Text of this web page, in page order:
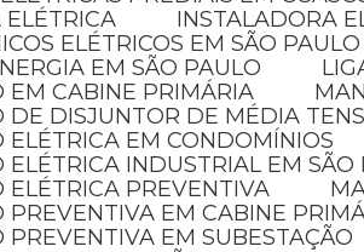
ELÉTRICA
INSTALADORA
ELÉTRICOS EM SÃO PAULO
EM SÃO PAULO
EM CABINE PRIMÁRIA
DE DISJUNTOR DE MÉDIA
ELÉTRICA EM CONDOMÍNIOS
ELÉTRICA INDUSTRIAL EM SÃO
ELÉTRICA PREVENTIVA
PREVENTIVA EM CABINE
PREVENTIVA EM SUBESTAÇÃO